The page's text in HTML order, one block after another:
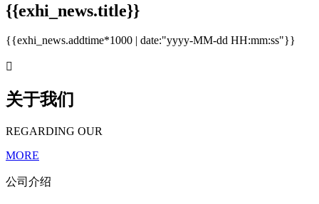
{{exhi_news.title}}
{{exhi_news.addtime*1000 | date:"yyyy-MM-dd HH:mm:ss"}}

关于我们
REGARDING OUR
MORE
公司介绍